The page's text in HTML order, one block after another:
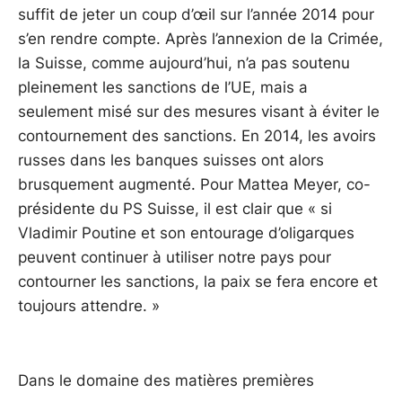
suffit de jeter un coup d’œil sur l’année 2014 pour
s’en rendre compte. Après l’annexion de la Crimée,
la Suisse, comme aujourd’hui, n’a pas soutenu
pleinement les sanctions de l’UE, mais a
seulement misé sur des mesures visant à éviter le
contournement des sanctions. En 2014, les avoirs
russes dans les banques suisses ont alors
brusquement augmenté. Pour Mattea Meyer, co-
présidente du PS Suisse, il est clair que « si
Vladimir Poutine et son entourage d’oligarques
peuvent continuer à utiliser notre pays pour
contourner les sanctions, la paix se fera encore et
toujours attendre. »
Dans le domaine des matières premières